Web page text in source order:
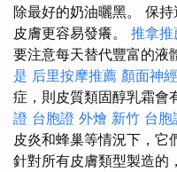
除最好的奶油曬黑。 保
皮膚更容易發癢。 推拿推
要注意每天替代豐富的液
是 后里按摩推薦 顏面神
症，則皮質類固醇乳霜會
證 台胞證 外燴 新竹 台胞
皮炎和蜂巢等情況下，它
針對所有皮膚類型製造的